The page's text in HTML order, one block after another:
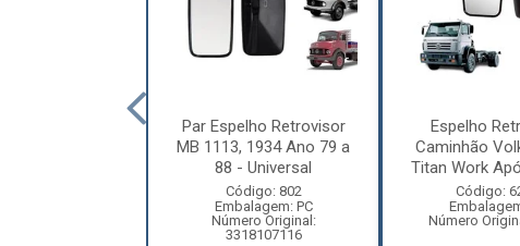
Par Espelho Retrovisor
MB 1113, 1934 Ano 79 a
88 - Universal
Código: 802
Embalagem: PC
Número Original:
3318107116
Espelho
Caminhão
Titan Work
Código:
Número